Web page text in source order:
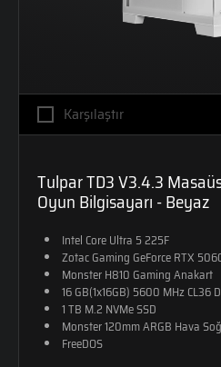
Karşılaştır
Tulpar TD3 V3.4.3
Oyun Bilgisayarı - Beyaz
Intel Core Ultra 5 225F
Zotac Gaming GeForce RTX
Monster H810 Gaming Anakart
16 GB(1x16GB) 5600 MHz CL36
1 TB M.2 NVMe SSD
Monster 120mm ARGB Hava
FreeDOS